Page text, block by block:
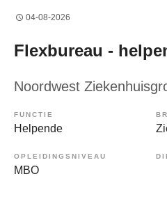
04-08-2026
Flexbureau -
Noordwest
FUNCTIE
Helpende
OPLEIDINGSNIVEAU
MBO